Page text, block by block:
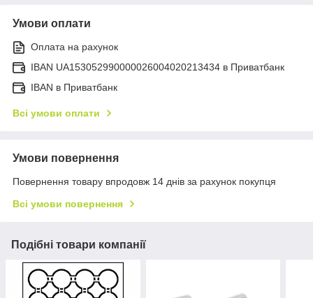
Умови оплати
Оплата на рахунок
IBAN UA153052990000026004020213434 в Приватбанк
IBAN в Приватбанк
Всі умови оплати
Умови повернення
Повернення товару впродовж 14 днів за рахунок покупця
Всі умови повернення
Подібні товари компанії